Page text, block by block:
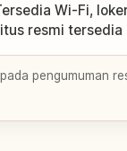
Wi-Fi,
resmi tersedia
pengumuman